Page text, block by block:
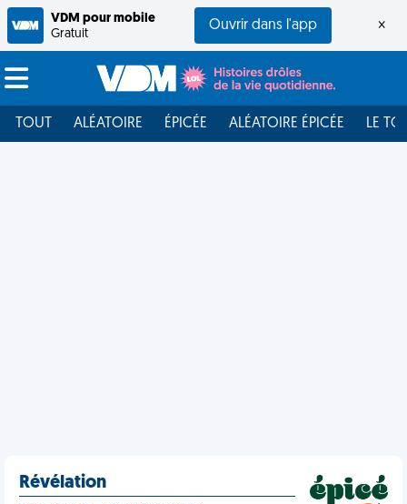
VDM pour mobile
Gratuit
Ouvrir dans l'app ×
TOUT ALÉATOIRE ÉPICÉE ALÉATOIRE ÉPICÉE LE
Révélation